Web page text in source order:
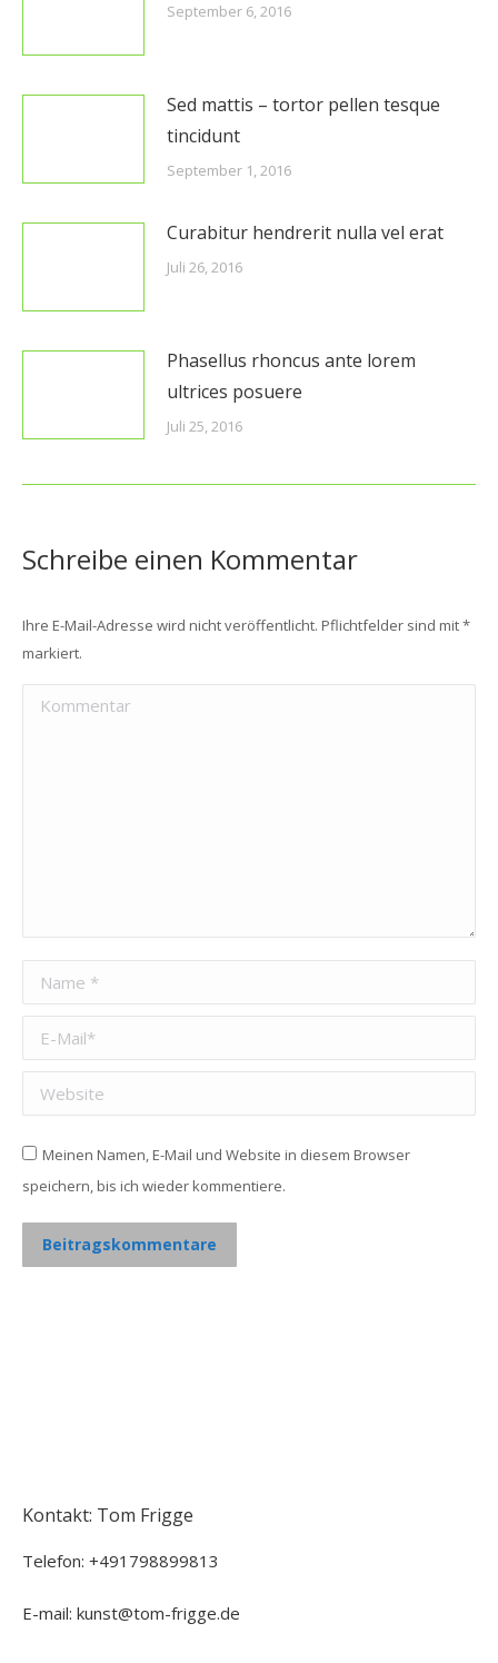
September 6, 2016
Sed mattis – tortor pellen tesque
tincidunt
September 1, 2016
Curabitur hendrerit nulla vel erat
Juli 26, 2016
Phasellus rhoncus ante lorem
ultrices posuere
Juli 25, 2016
Schreibe einen Kommentar
Ihre E-Mail-Adresse wird nicht veröffentlicht. Pflichtfelder sind mit*
markiert.
Kommentar
Name *
E-Mail *
Website
Meinen Namen, E-Mail und Website in diesem Browser
speichern, bis ich wieder kommentiere.
Beitragskommentare
Kontakt: Tom Frigge
Telefon: +491798899813
E-mail: kunst@tom-frigge.de